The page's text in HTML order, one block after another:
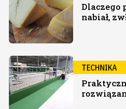
Dlaczego
nabiał,
TECHNIKA